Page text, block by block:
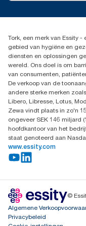
Dispenserklacht
02 766 05 30
Essity Belgium NV
Berkenlaan 8B
1831 MACHELEN
Tork, een merk van Essity
gebied van hygiëne en
diensten en oplossingen
wereld. Ons doel is om
van consumenten,
De verkoop van de
andere sterke merken
Libero, Libresse, Lotus,
Zewa vindt plaats in zo'n
ongeveer SEK 146 miljard
hoofdkantoor van het
staat genoteerd aan
www.essity.com
©
Algemene
Privacybeleid